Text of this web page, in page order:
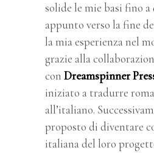
solide le mie basi fino a
appunto verso la fine
la mia esperienza nel
grazie alla
con Dreamspinner
iniziato a tradurre
all’italiano.
proposto di diventare
italiana del loro